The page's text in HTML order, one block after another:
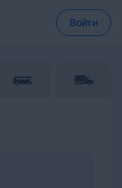
Войти